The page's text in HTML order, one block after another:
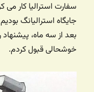
سفارت استرالیا کار می
جایگاه استرالیانگ
بعد از سه ماه، پیشنهاد
خوشحالی قبول کردم.